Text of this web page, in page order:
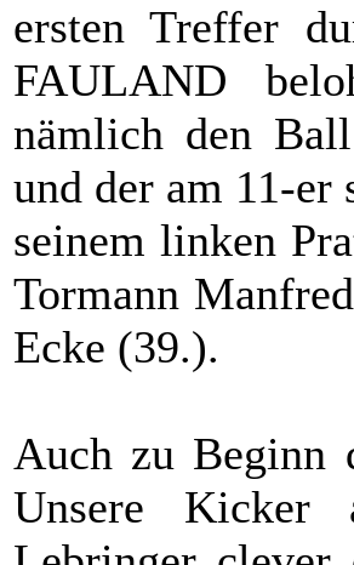
ersten Treffer
FAULAND
nämlich den
und der am 11-er
seinem linken
Tormann
Ecke (39.).
Auch zu Beginn
Unsere Kicker